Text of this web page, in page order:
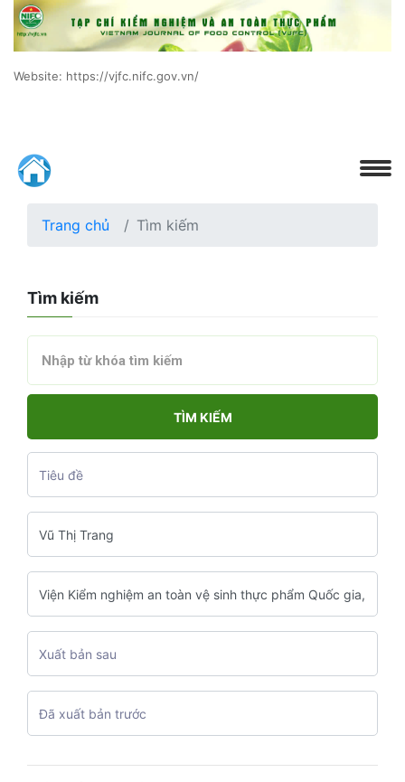
Website: https://vjfc.nifc.gov.vn/
Trang chủ Tìm kiếm
Tìm kiếm
TÌM KIẾM